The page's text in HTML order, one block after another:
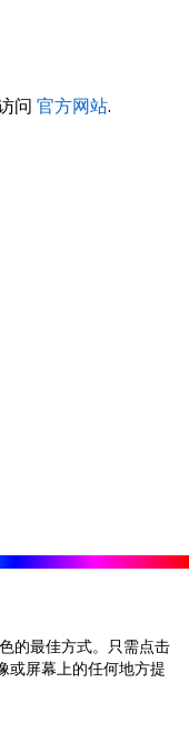
问 官方网站.
的最佳方式。只需点击
或屏幕上的任何地方提